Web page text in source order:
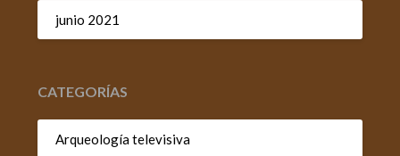
junio 2021
CATEGORÍAS
Arqueología televisiva